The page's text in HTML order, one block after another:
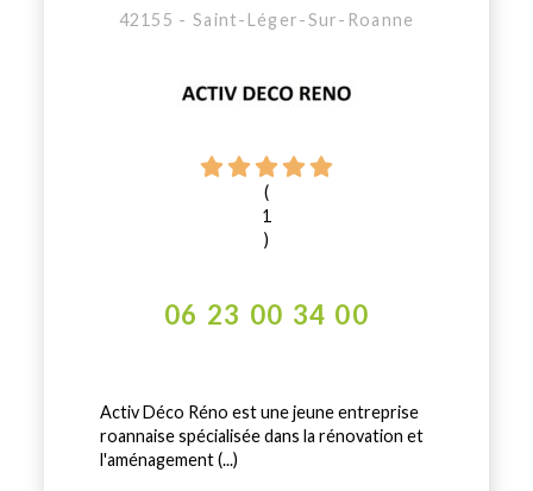
42155 - Saint-Léger-Sur-Roanne
(
1
)
06 23 00 34 00
Activ Déco Réno est une jeune entreprise
roannaise spécialisée dans la rénovation et
l'aménagement (...)